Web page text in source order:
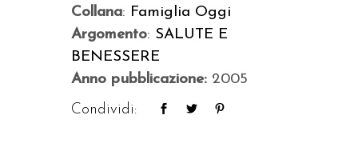
Collana: Famiglia Oggi
Argomento: SALUTE E
BENESSERE
Anno pubblicazione: 2005
Condividi: